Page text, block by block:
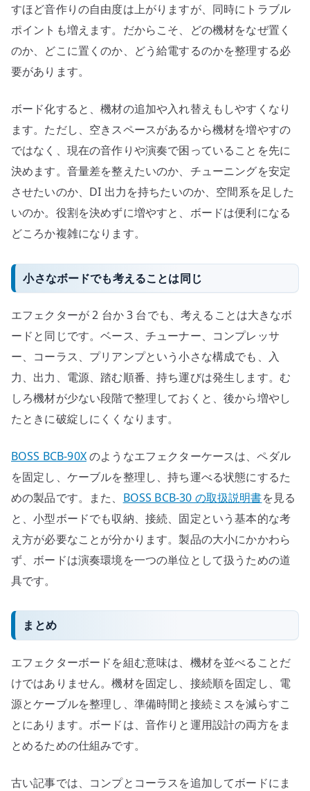
すほど音作りの自由度は上がりますが、同時にトラブル
ポイントも増えます。だからこそ、どの機材をなぜ置く
のか、どこに置くのか、どう給電するのかを整理する必
要があります。
ボード化すると、機材の追加や入れ替えもしやすくなり
ます。ただし、空きスペースがあるから機材を増やすの
ではなく、現在の音作りや演奏で困っていることを先に
決めます。音量差を整えたいのか、チューニングを安定
させたいのか、DI 出力を持ちたいのか、空間系を足した
いのか。役割を決めずに増やすと、ボードは便利になる
どころか複雑になります。
小さなボードでも考えることは同じ
エフェクターが 2 台か 3 台でも、考えることは大きなボ
ードと同じです。ベース、チューナー、コンプレッサ
ー、コーラス、プリアンプという小さな構成でも、入
力、出力、電源、踏む順番、持ち運びは発生します。む
しろ機材が少ない段階で整理しておくと、後から増やし
たときに破綻しにくくなります。
BOSS BCB-90Xのようなエフェクターケースは、ペダル
を固定し、ケーブルを整理し、持ち運べる状態にするた
めの製品です。また、 BOSS BCB-30 の取扱説明書を見る
と、小型ボードでも収納、接続、固定という基本的な考
え方が必要なことが分かります。製品の大小にかかわら
ず、ボードは演奏環境を一つの単位として扱うための道
具です。
まとめ
エフェクターボードを組む意味は、機材を並べることだ
けではありません。機材を固定し、接続順を固定し、電
源とケーブルを整理し、準備時間と接続ミスを減らすこ
とにあります。ボードは、音作りと運用設計の両方をま
とめるための仕組みです。
古い記事では、コンプとコーラスを追加してボードにま